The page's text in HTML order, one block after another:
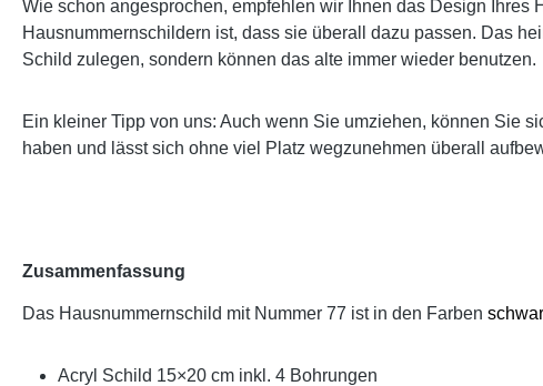
Wie schon angesprochen, empfehlen wir Ihnen das Design
Hausnummernschildern ist, dass sie überall dazu passen. Das
Schild zulegen, sondern können das alte immer wieder benutzen.
Ein kleiner Tipp von uns: Auch wenn Sie umziehen, können Sie
haben und lässt sich ohne viel Platz wegzunehmen überall
Zusammenfassung
Das Hausnummernschild mit Nummer 77 ist in den Farben
Acryl Schild 15×20 cm inkl. 4 Bohrungen